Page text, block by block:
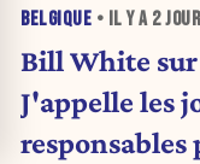
BELGIQUE • IL Y A 2
Bill White
J'appelle les
responsables